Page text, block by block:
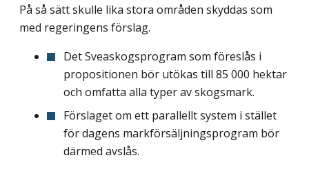
På så sätt skulle lika stora områden skyddas som
med regeringens förslag.
Det Sveaskogsprogram som föreslås i
propositionen bör utökas till 85 000 hektar
och omfatta alla typer av skogsmark.
Förslaget om ett parallellt system i stället
för dagens markförsäljningsprogram bör
därmed avslås.